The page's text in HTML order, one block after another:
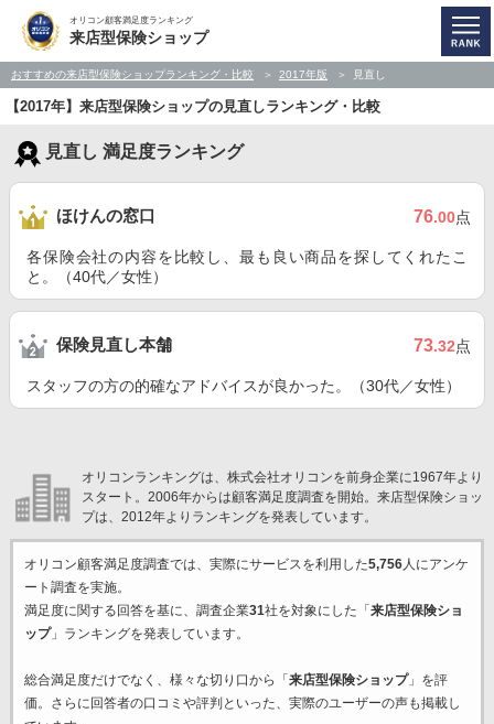
オリコン顧客満足度ランキング
来店型保険ショップ
おすすめの来店型保険ショップランキング・比較 2017年版 見直し
【2017年】来店型保険ショップの見直しランキング・比較
見直し 満足度ランキング
ほけんの窓口 76.00点
各保険会社の内容を比較し、最も良い商品を探してくれたこ
と。（40代／女性）
保険見直し本舗 73.32点
スタッフの方の的確なアドバイスが良かった。（30代／女性）
オリコンランキングは、株式会社オリコンを前身企業に1967年より
スタート。2006年からは顧客満足度調査を開始。来店型保険ショッ
プは、2012年よりランキングを発表しています。
オリコン顧客満足度調査では、実際にサービスを利用した5,756人にアンケ
ート調査を実施。
満足度に関する回答を基に、調査企業31社を対象にした「 来店型保険ショ
ップ」ランキングを発表しています。
総合満足度だけでなく、様々な切り口から「 来店型保険ショップ」を評
価。さらに回答者の口コミや評判といった、実際のユーザーの声も掲載し